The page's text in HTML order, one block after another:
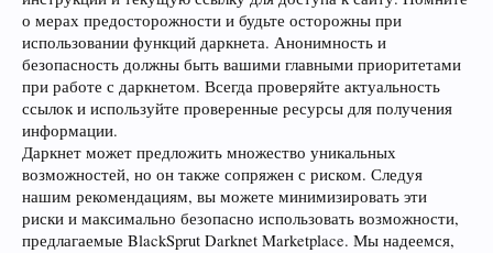
о мерах предосторожности и будьте осторожны при
использовании функций даркнета. Анонимность и
безопасность должны быть вашими главными приоритетами
при работе с даркнетом. Всегда проверяйте актуальность
ссылок и используйте проверенные ресурсы для получения
информации.
Даркнет может предложить множество уникальных
возможностей, но он также сопряжен с риском. Следуя
нашим рекомендациям, вы можете минимизировать эти
риски и максимально безопасно использовать возможности,
предлагаемые BlackSprut Darknet Marketplace. Мы надеемся,